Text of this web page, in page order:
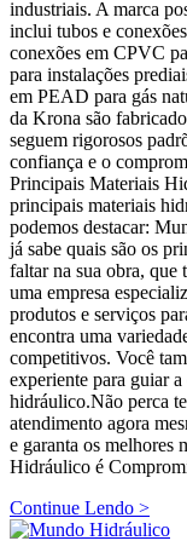
industriais. A marca
inclui tubos e
conexões em CPVC
para instalações
em PEAD para gás
da Krona são
seguem rigorosos
confiança e o
Principais Materiais
principais materiais
podemos destacar:
já sabe quais são os
faltar na sua obra,
uma empresa
produtos e serviços
encontra uma
competitivos. Você
experiente para guiar
hidráulico.Não perca
atendimento agora
e garanta os
Hidráulico é
Continue Lendo >